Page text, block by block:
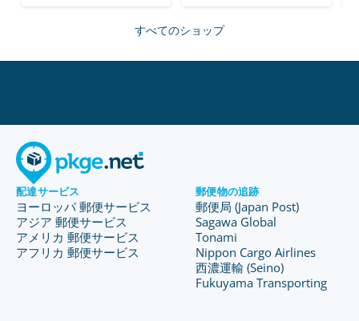
すべてのショップ
配達サービス
ヨーロッパ 郵便サービス
アジア 郵便サービス
アメリカ 郵便サービス
アフリカ 郵便サービス
郵便物の追跡
郵便局 (Japan Post)
Sagawa Global
Tonami
Nippon Cargo Airlines
西濃運輸 (Seino)
Fukuyama Transporting